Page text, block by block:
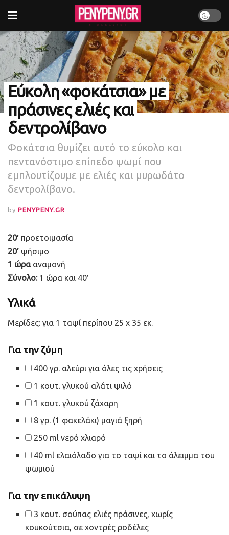
Εύκολη «φοκάτσια» με
πράσινες ελιές και
δεντρολίβανο
Φοκάτσια θυμίζει αυτό το εύκολο και
πεντανόστιμο επίπεδο ψωμί που
εμπλουτίζουμε με ελιές και μυρωδάτο
δεντρολίβανο.
by PENYPENY.GR
20′ προετοιμασία
20′ ψήσιμο
1 ώρααναμονή
Σύνολο:1 ώρα και 40′
Υλικά
Μερίδες: για 1 ταψί περίπου 25 χ 35 εκ.
Για την ζύμη
400 γρ. αλεύρι για όλες τις χρήσεις
1 κουτ. γλυκού αλάτι ψιλό
1 κουτ. γλυκού ζάχαρη
8 γρ. (1 φακελάκι) μαγιά ξηρή
250 ml νερό χλιαρό
40 ml ελαιόλαδο για το ταψί και το άλειμμα του
ψωμιού
Για την επικάλυψη
3 κουτ. σούπας ελιές πράσινες, χωρίς
κουκούτσια, σε χοντρές ροδέλες